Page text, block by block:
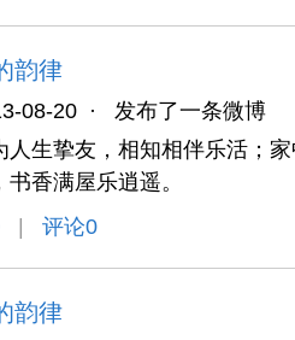
韵律
08-20 ·
发布了一条微博
人生挚友，相知相伴乐活；
书香满屋乐逍遥。
评论0
韵律